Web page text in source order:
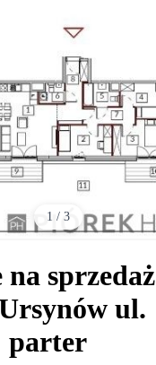
1 / 3
sprzedaż
ul.
parter